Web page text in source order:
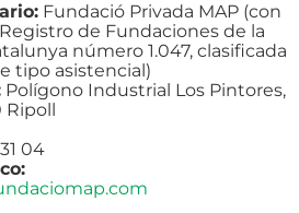
Fundació Privada MAP (con
de Fundaciones de la
número 1.047, clasificada
tipo asistencial)
Polígono Industrial Los Pintores,
04